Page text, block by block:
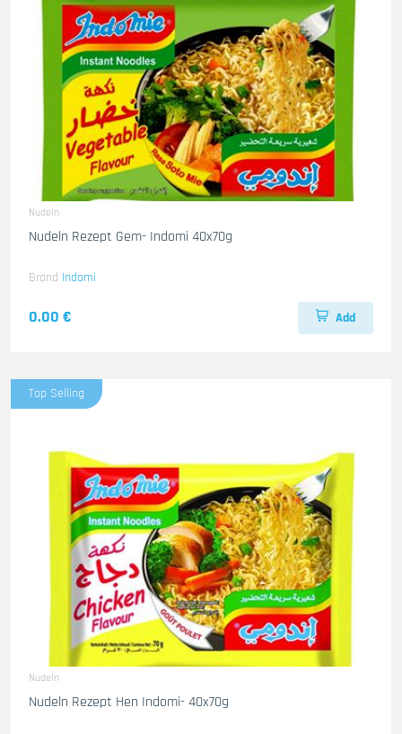
Nudeln
Nudeln Rezept Gem- Indomi 40x70g
Brand Indomi
0.00 € Add
Top Selling
Nudeln
Nudeln Rezept Hen Indomi- 40x70g